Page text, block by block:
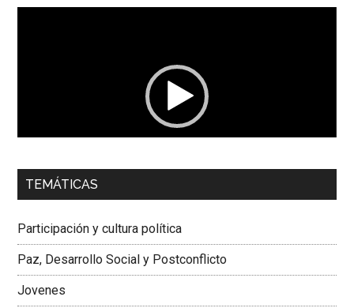
00:00 01:04
Dra. Carolina Corcho Mejía,Presidenta Corporación
Colombiana
TEMÁTICAS
Participación y cultura política
Paz, Desarrollo Social y Postconflicto
Jovenes